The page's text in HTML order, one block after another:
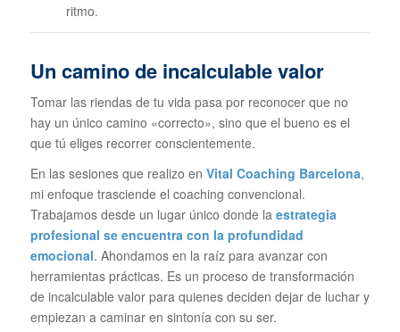
ritmo.
Un camino de incalculable valor
Tomar las riendas de tu vida pasa por reconocer que no
hay un único camino «correcto», sino que el bueno es el
que tú eliges recorrer conscientemente.
En las sesiones que realizo en Vital Coaching Barcelona,
mi enfoque trasciende el coaching convencional.
Trabajamos desde un lugar único donde la estrategia
profesional se encuentra con la profundidad
emocional. Ahondamos en la raíz para avanzar con
herramientas prácticas. Es un proceso de transformación
de incalculable valor para quienes deciden dejar de luchar y
empiezan a caminar en sintonía con su ser.